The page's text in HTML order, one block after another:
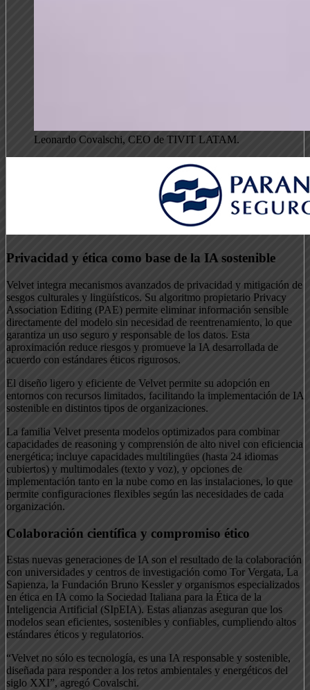
Leonardo Covalschi, CEO de TIVIT LATAM.
Privacidad y ética como base de la IA sostenible
Velvet integra mecanismos avanzados de privacidad y mitigación de
sesgos culturales y lingüísticos. Su algoritmo propietario Privacy
Association Editing (PAE) permite eliminar información sensible
directamente del modelo sin necesidad de reentrenamiento, lo que
garantiza un uso seguro y responsable de los datos. Esta
aproximación reduce riesgos y promueve la IA desarrollada de
acuerdo con estándares éticos rigurosos.
El diseño ligero y eficiente de Velvet permite su adopción en
entornos con recursos limitados, facilitando la implementación de IA
sostenible en distintos tipos de organizaciones.
La familia Velvet presenta modelos optimizados para combinar
capacidades de reasoning y comprensión de alto nivel con eficiencia
energética; incluye capacidades multilingües (hasta 24 idiomas
cubiertos) y multimodales (texto y voz), y opciones de
implementación tanto en la nube como en las instalaciones, lo que
permite configuraciones flexibles según las necesidades de cada
organización.
Colaboración científica y compromiso ético
Estas nuevas generaciones de IA son el resultado de la colaboración
con universidades y centros de investigación como Tor Vergata, La
Sapienza, la Fundación Bruno Kessler y organismos especializados
en ética en IA como la Sociedad Italiana para la Ética de la
Inteligencia Artificial (SIpEIA). Estas alianzas aseguran que los
modelos sean eficientes, sostenibles y confiables, cumpliendo altos
estándares éticos y regulatorios.
“Velvet no sólo es tecnología, es una IA responsable y sostenible,
diseñada para responder a los retos ambientales y energéticos del
siglo XXI”, agregó Covalschi.